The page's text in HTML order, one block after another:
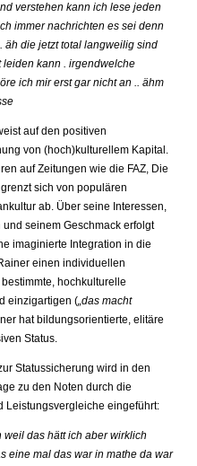
verstehen kann ich lese jeden
immer nachrichten es sei denn
äh die jetzt total langweilig sind
leiden kann . irgendwelche
ich mir erst gar nicht an .. ähm
auf den positiven
von (hoch)kulturellem Kapital.
auf Zeitungen wie die FAZ, Die
sich von populären
ab. Über seine Interessen,
seinem Geschmack erfolgt
imaginierte Integration in die
einen individuellen
hochkulturelle
einzigartigen („das macht
hat bildungsorientierte, elitäre
Status.
Statussicherung wird in den
zu den Noten durch die
Leistungsvergleiche eingeführt:
das hätt ich aber wirklich
eine mal das war in mathe da war